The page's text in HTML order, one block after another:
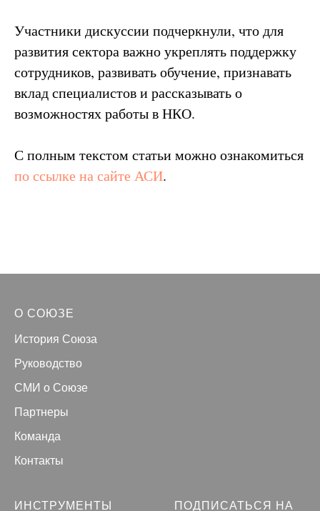
Участники дискуссии подчеркнули, что для
развития сектора важно укреплять поддержку
сотрудников, развивать обучение, признавать
вклад специалистов и рассказывать о
возможностях работы в НКО.
С полным текстом статьи можно ознакомиться
по ссылке на сайте АСИ.
О СОЮЗЕ
История Союза
Руководство
СМИ о Союзе
Партнеры
Команда
Контакты
ИНСТРУМЕНТЫ ПОДПИСАТЬСЯ НА